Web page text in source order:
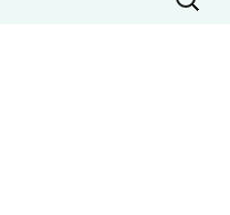
efter: